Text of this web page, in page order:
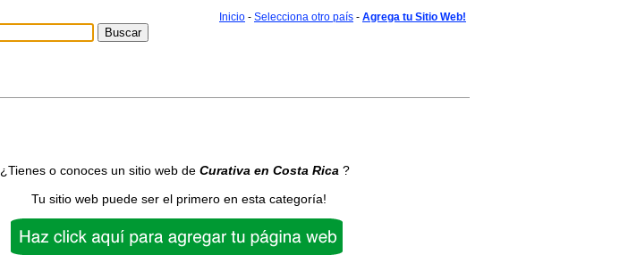
Inicio - Selecciona otro país - Agrega tu Sitio Web!
¿Tienes o conoces un sitio web de Curativa en Costa Rica ?
Tu sitio web puede ser el primero en esta categoría!